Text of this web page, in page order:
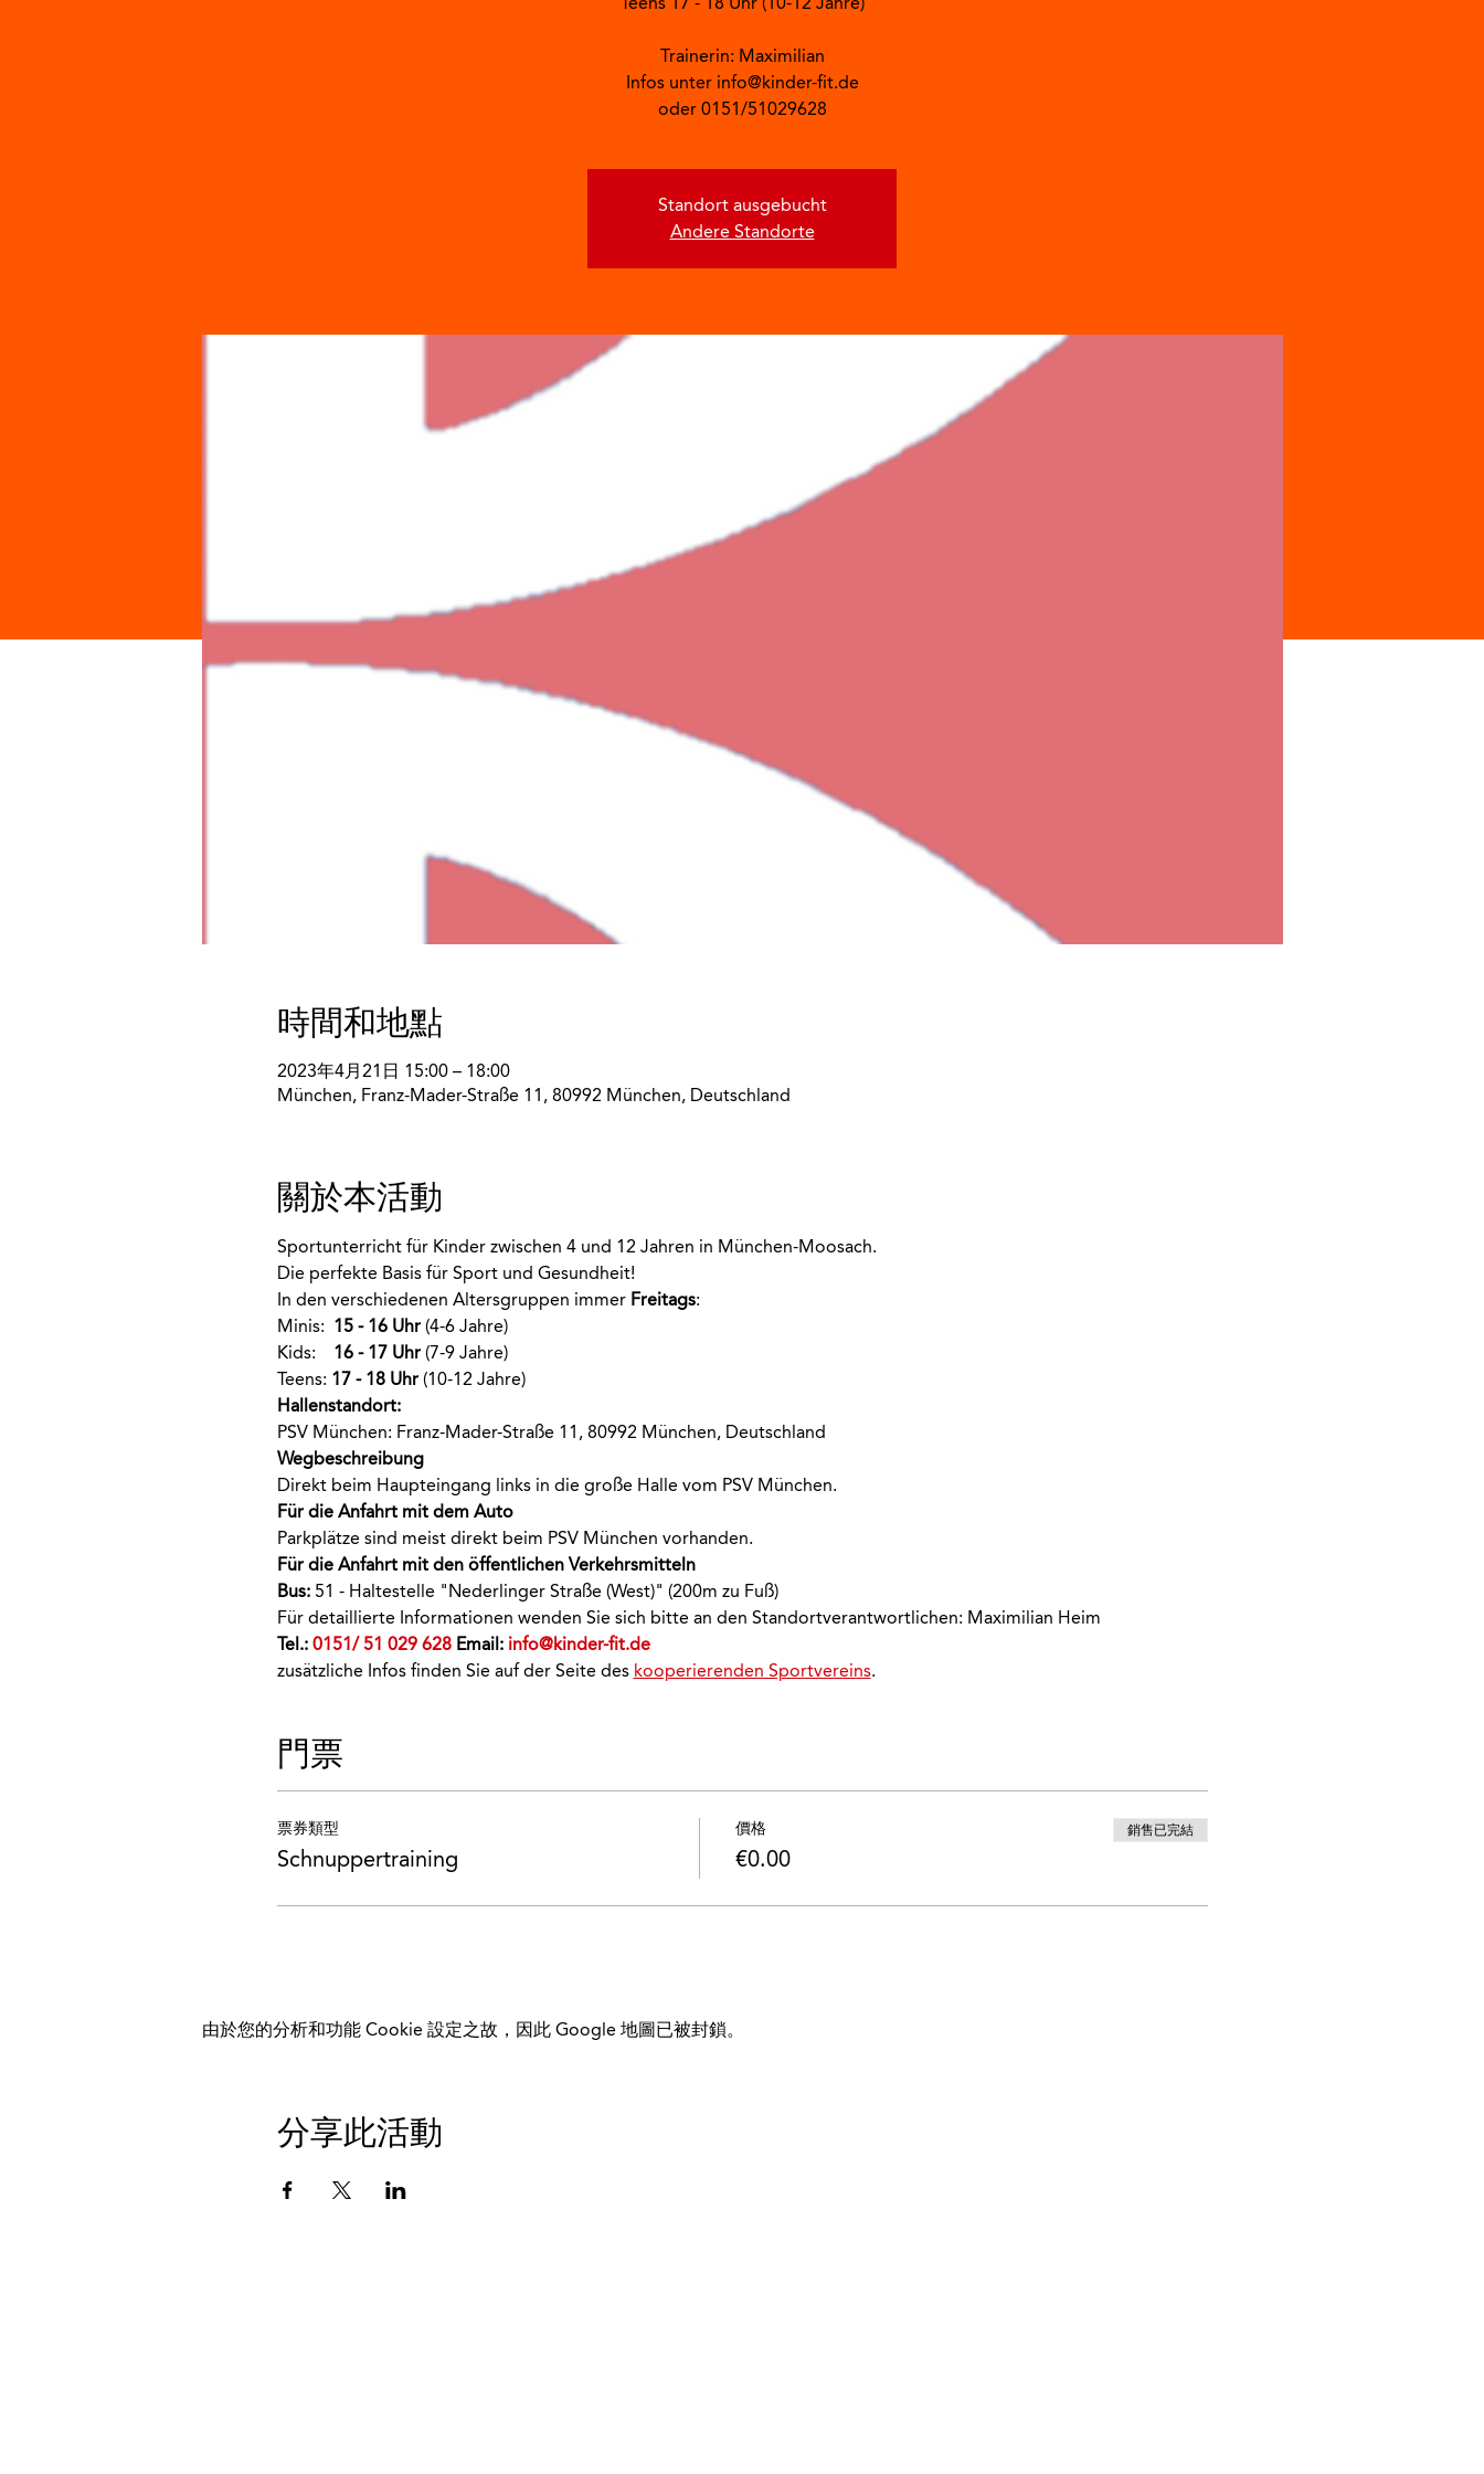
Trainerin: Maximilian
Infos unter info@kinder-fit.de
oder 0151/51029628
Standort ausgebucht
Andere Standorte
時間和地點
2023年4月21日 15:00 – 18:00
München, Franz-Mader-Straße 11, 80992 München, Deutschland
關於本活動
Sportunterricht für Kinder zwischen 4 und 12 Jahren in München-Moosach.
Die perfekte Basis für Sport und Gesundheit!
In den verschiedenen Altersgruppen immer Freitags:
Minis: 15 - 16 Uhr (4-6 Jahre)
Kids: 16 - 17 Uhr (7-9 Jahre)
Teens: 17 - 18 Uhr (10-12 Jahre)
Hallenstandort:
PSV München: Franz-Mader-Straße 11, 80992 München, Deutschland
Wegbeschreibung
Direkt beim Haupteingang links in die große Halle vom PSV München.
Für die Anfahrt mit dem Auto
Parkplätze sind meist direkt beim PSV München vorhanden.
Für die Anfahrt mit den öffentlichen Verkehrsmitteln
Bus: 51 - Haltestelle "Nederlinger Straße (West)" (200m zu Fuß)
Für detaillierte Informationen wenden Sie sich bitte an den Standortverantwortlichen: Maximilian Heim
Tel.: 0151/ 51 029 628 Email: info@kinder-fit.de
zusätzliche Infos finden Sie auf der Seite des kooperierenden Sportvereins.
門票
票券類型
Schnuppertraining
價格
€0.00
銷售已完結
由於您的分析和功能 Cookie 設定之故，因此 Google 地圖已被封鎖。
分享此活動